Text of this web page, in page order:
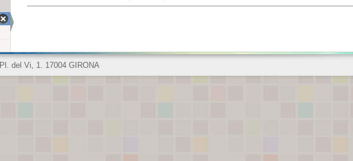
Pl. del Vi, 1. 17004 GIRONA